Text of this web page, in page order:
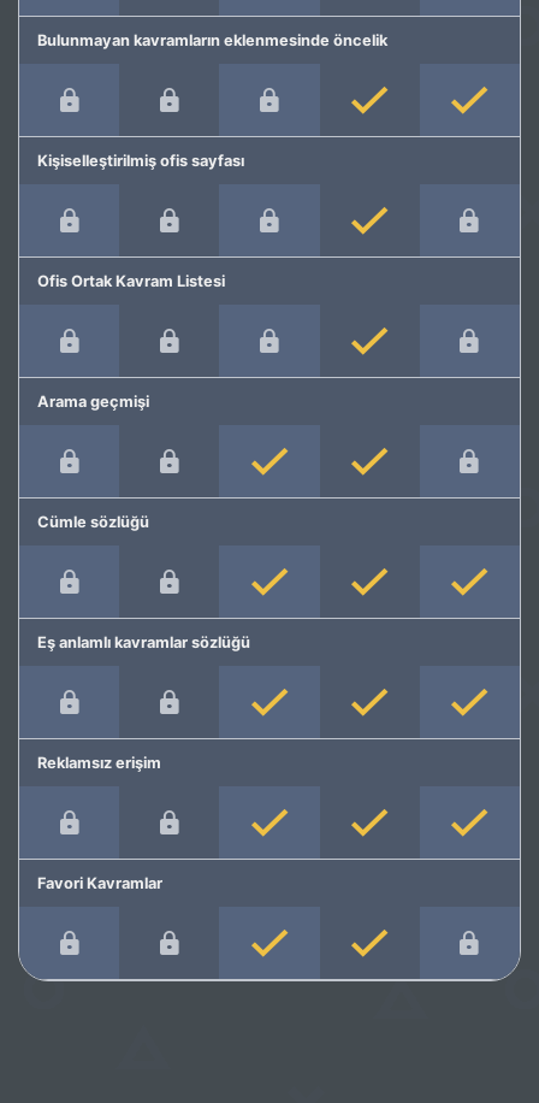
Bulunmayan kavramların eklenmesinde öncelik
Kişiselleştirilmiş ofis sayfası
Ofis Ortak Kavram Listesi
Arama geçmişi
Cümle sözlüğü
Eş anlamlı kavramlar sözlüğü
Reklamsız erişim
Favori Kavramlar